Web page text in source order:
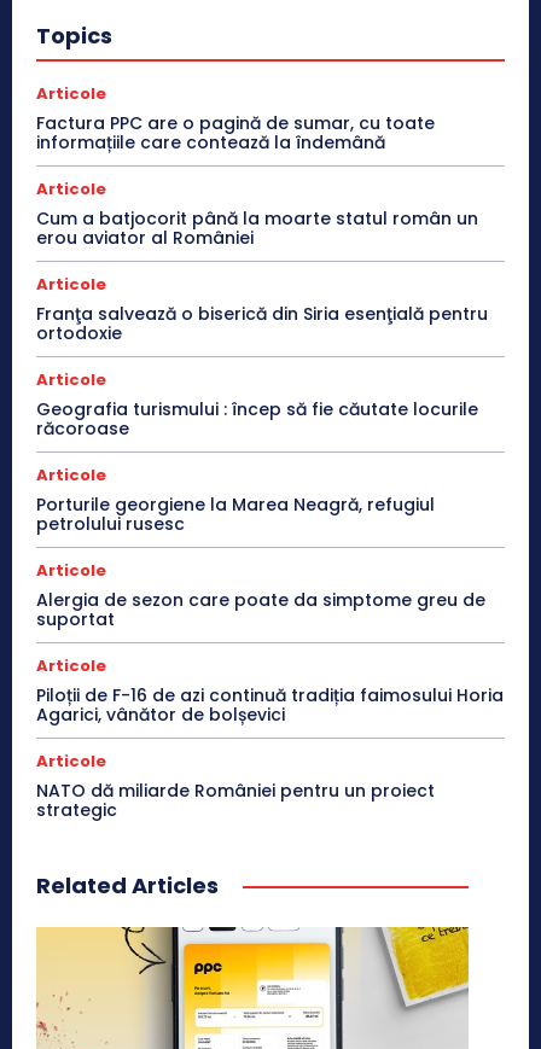
Topics
Articole
Factura PPC are o pagină de sumar, cu toate
informațiile care contează la îndemână
Articole
Cum a batjocorit până la moarte statul român un
erou aviator al României
Articole
Franţa salvează o biserică din Siria esenţială pentru
ortodoxie
Articole
Geografia turismului : încep să fie căutate locurile
răcoroase
Articole
Porturile georgiene la Marea Neagră, refugiul
petrolului rusesc
Articole
Alergia de sezon care poate da simptome greu de
suportat
Articole
Piloții de F-16 de azi continuă tradiția faimosului Horia
Agarici, vânător de bolșevici
Articole
NATO dă miliarde României pentru un proiect
strategic
Related Articles